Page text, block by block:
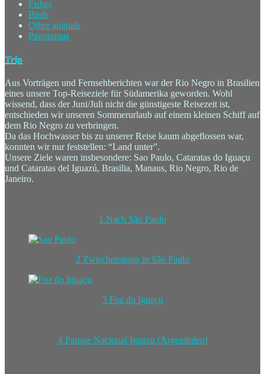
Fishes
Birds
Other animals
Panoramas
Trip
Aus Vorträgen und Fernsehberichten war der Rio Negro in Brasilien
eines unsere Top-Reiseziele für Südamerika geworden. Wohl
wissend, dass der Juni/Juli nicht die günstigeste Reisezeit ist,
entschieden wir unseren Sommerurlaub auf einem kleinen Schiff auf
dem Rio Negro zu verbringen.
Da das Hochwasser bis zu unserer Reise kaum abgeflossen war,
konnten wir nur feststellen: “Land unter”.
Unsere Ziele waren insbesondere: Sao Paulo, Cataratas do Iguaçu
und Cataratas del Iguazú, Brasilia, Manaus, Rio Negro, Rio de
Janeiro.
1 Nach São Paulo
2 Zwischenstopp in São Paulo
3 Foz do Iguaçu
4 Parque Nacional Iguazu (Argentinien)